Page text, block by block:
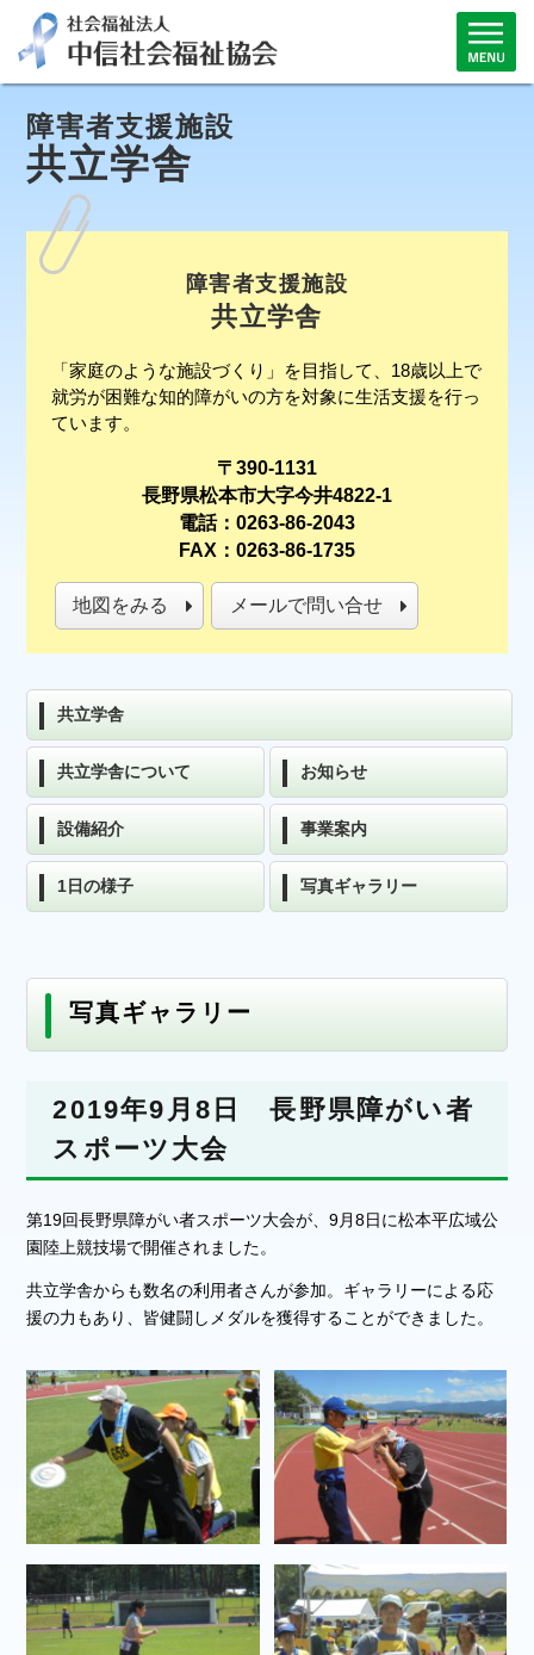
障害者支援施設
共立学舎
障害者支援施設
共立学舎
「家庭のような施設づくり」を目指して、18歳以上で
就労が困難な知的障がいの方を対象に生活支援を行っ
ています。
〒390-1131
長野県松本市大字今井4822-1
電話：0263-86-2043
FAX：0263-86-1735
地図をみる メールで問い合せ
共立学舎
共立学舎について お知らせ
設備紹介 事業案内
1日の様子 写真ギャラリー
写真ギャラリー
2019年9月8日 長野県障がい者
スポーツ大会
第19回長野県障がい者スポーツ大会が、9月8日に松本平広域公
園陸上競技場で開催されました。
共立学舎からも数名の利用者さんが参加。ギャラリーによる応
援の力もあり、皆健闘しメダルを獲得することができました。